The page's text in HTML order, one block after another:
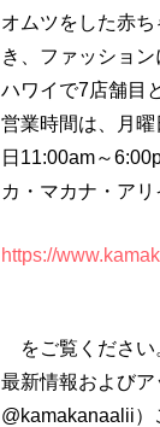
オムツをした赤
き、ファッション
ハワイで7店舗目
営業時間は、月
日11:00am～
カ・マカナ・ア
https://
をご覧ください
最新情報および
@kamakanaalii）